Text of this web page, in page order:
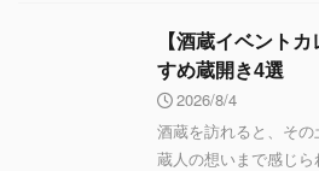
【酒蔵イベント
すめ蔵開き4選
2026/8/4
酒蔵を訪れると、そ
蔵人の想いまで感じ